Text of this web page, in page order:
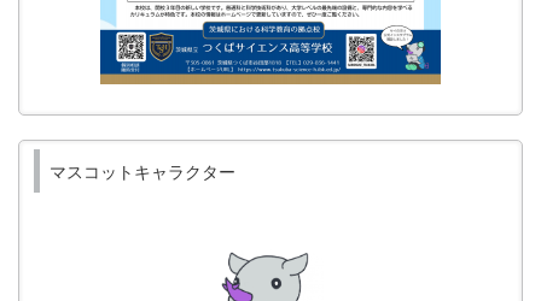
マスコットキャラクター